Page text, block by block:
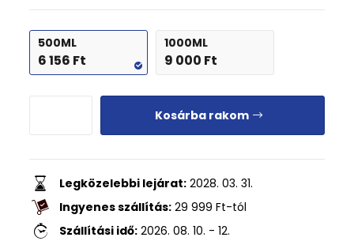
500ML
6 156 Ft
1000ML
9 000 Ft
Kosárba rakom
Legközelebbi lejárat: 2028. 03. 31.
Ingyenes szállítás: 29 999 Ft-tól
Szállítási idő: 2026. 08. 10. - 12.